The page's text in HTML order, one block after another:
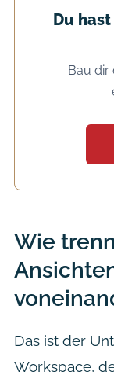
Du
Bau dir
Wie
Das ist der
Workspace,